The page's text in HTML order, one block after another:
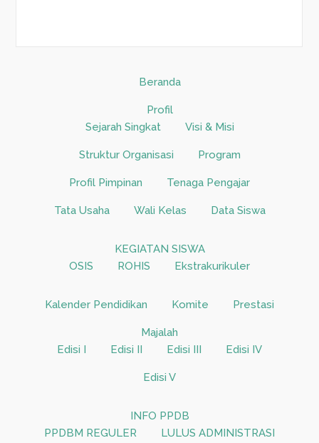
Beranda
Profil
Sejarah Singkat
Visi & Misi
Struktur Organisasi Program
Profil Pimpinan Tenaga Pengajar
Tata Usaha Wali Kelas Data Siswa
KEGIATAN SISWA
OSIS
ROHIS Ekstrakurikuler
Kalender Pendidikan Komite Prestasi
Majalah
Edisi I
Edisi II Edisi III Edisi IV
Edisi V
INFO PPDB
PPDBM REGULER
LULUS ADMINISTRASI